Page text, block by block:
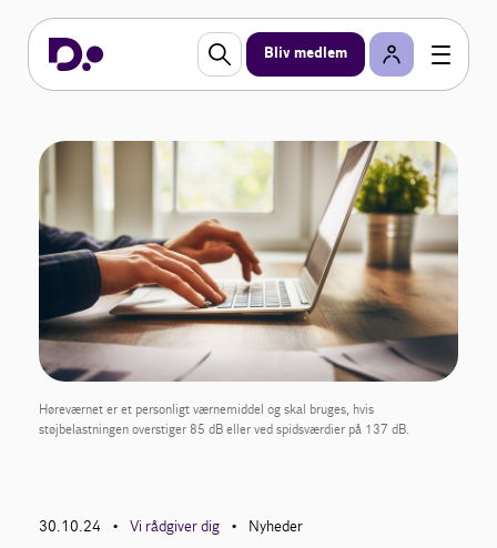
Bliv medlem
Høreværnet er et personligt værnemiddel og skal bruges, hvis
støjbelastningen overstiger 85 dB eller ved spidsværdier på 137 dB.
30.10.24 • Vi rådgiver dig • Nyheder